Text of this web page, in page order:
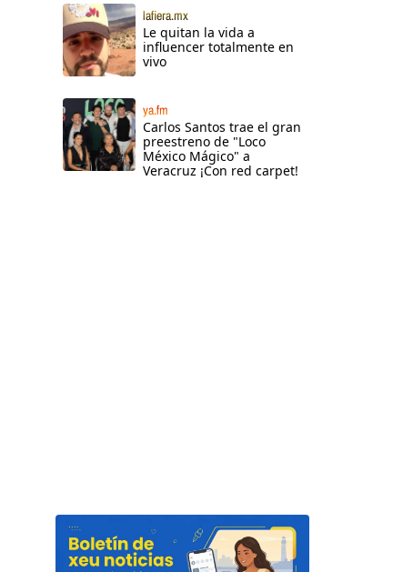
lafiera.mx
Le quitan la vida a
influencer totalmente en
vivo
ya.fm
Carlos Santos trae el gran
preestreno de "Loco
México Mágico" a
Veracruz ¡Con red carpet!